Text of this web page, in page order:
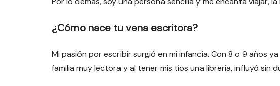
¿Cómo nace tu vena escritora?
Mi pasión por escribir surgió en mi infancia. Con 8 o 9 años
familia muy lectora y al tener mis tíos una librería, influyó sin